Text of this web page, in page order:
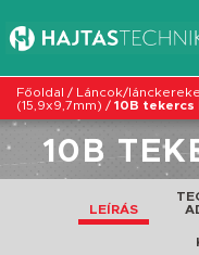
Főoldal / Láncok/
(15,9x9,7mm) / 10B tekercs
10B
LEÍRÁS